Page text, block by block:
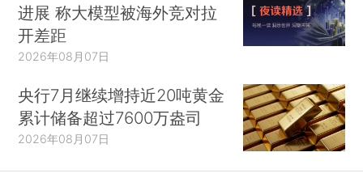
进展 称大模型被海外竞对拉
开差距
2026年08月07日
央行7月继续增持近20吨黄金
累计储备超过7600万盎司
2026年08月07日